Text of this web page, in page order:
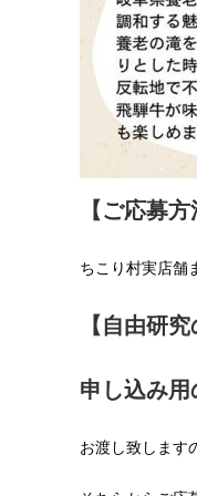
【ご応募方
ちこり村実店舗
【自由研究
申し込み
お渡し致します